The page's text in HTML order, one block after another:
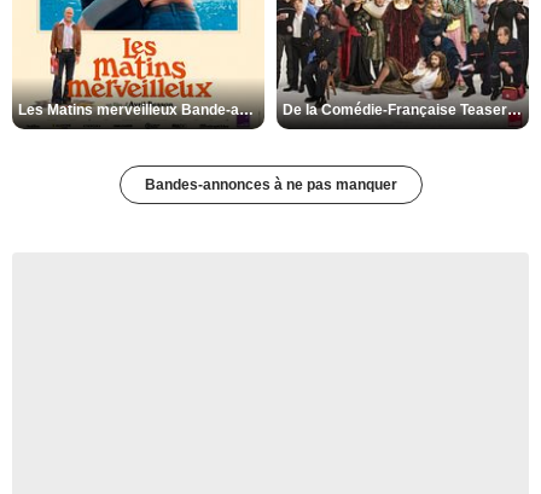
Les Matins merveilleux Bande-annonce VF De la Comédie-Française Teaser VF
Bandes-annonces à ne pas manquer